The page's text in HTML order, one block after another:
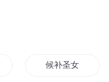
候补圣女